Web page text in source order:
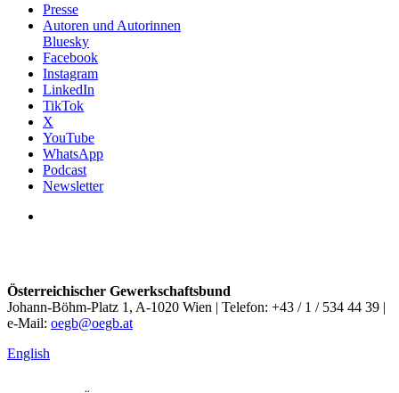
Presse
Autoren und Autorinnen
Bluesky
Facebook
Instagram
LinkedIn
TikTok
X
YouTube
WhatsApp
Podcast
Newsletter
Österreichischer Gewerkschaftsbund
Johann-Böhm-Platz 1, A-1020 Wien | Telefon: +43 / 1 / 534 44 39 |
e-Mail: oegb@oegb.at
English